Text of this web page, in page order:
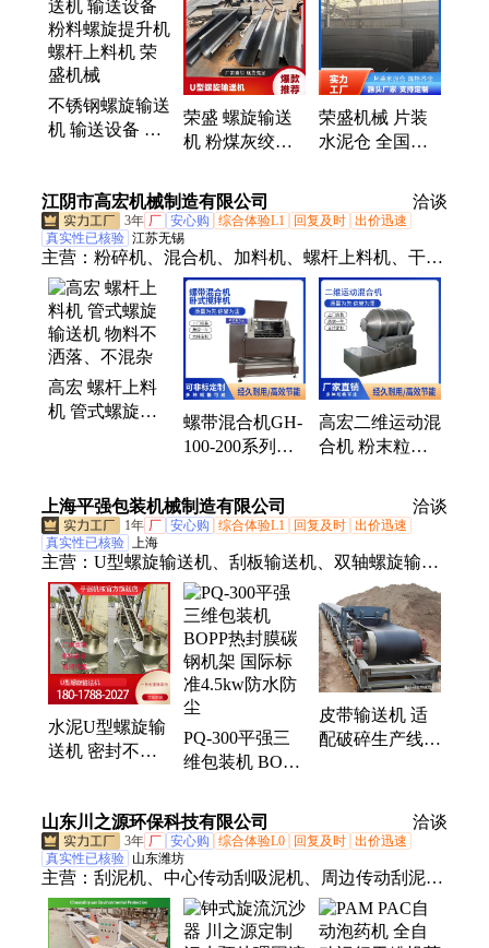
不锈钢螺旋输送
机 输送设备 粉
盛机械
荣盛 螺旋输送
机 粉煤灰绞龙
不锈钢螺杆喂料
机
荣盛机械 片装
水泥仓 全国多
实力可见 支持
定制
江阴市高宏机械制造有限公司 洽谈
3年 厂 安心购 综合体验L1 回复及时 出价迅速
真实性已核验 江苏无锡
主营： 粉碎机、混合机、加料机、螺杆上料机、干燥
机、制粒机、低温粉碎机、食品粉碎机、化工粉碎
机、万能粉碎机、超微粉碎机、低温超微粉碎设备、
不锈钢粉碎机、油脂粉碎、香辛料粉碎机、调味料粉
碎机、芝麻粉碎机、花生粉碎机、核桃仁粉碎机、五
谷杂粮粉碎机、中草药粉碎机、螺带混合机、三维混
合机、双锥混合机
高宏 螺杆上料
机 管式螺旋输
螺带混合机GH-
100-200系列卧
条式混合设备支
持验机
高宏二维运动混
合机 粉末粒装
15000L 不锈钢
材质 混合均匀
上海平强包装机械制造有限公司 洽谈
1年 厂 安心购 综合体验L1 回复及时 出价迅速
真实性已核验 上海
主营： U型螺旋输送机、刮板输送机、双轴螺旋输送
机、输送机、多轴螺旋输送机、绞龙螺旋输送机、透
明膜三维包装机、烟包机、透明膜盒式三维包装机
水泥U型螺旋输
送机 密封不堵
需定制
PQ-300平强三
维包装机 BOPP
国际标准4.5kw
防水防尘
皮带输送机 适
配破碎生产线
山东川之源环保科技有限公司
洽谈
3年 厂 安心购 综合体验L0 回复及时 出价迅速
真实性已核验 山东潍坊
主营： 刮泥机、中心传动刮吸泥机、周边传动刮泥
机、螺旋输送机、虹吸式刮泥机、桥式吸砂机、行车
式刮泥机、全桥式刮泥机、链条式刮泥机、机械格